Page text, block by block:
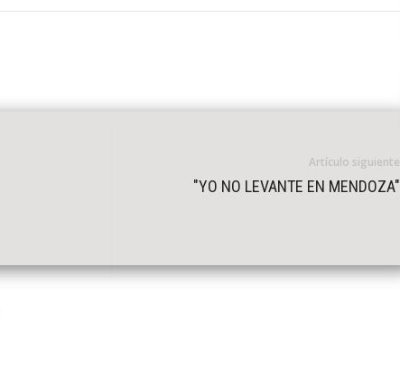
Artículo siguiente
"YO NO LEVANTE EN MENDOZA"